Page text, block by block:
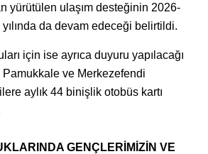
yürütülen ulaşım desteğinin 2026-
da devam edeceği belirtildi.
için ise ayrıca duyuru yapılacağı
ve Merkezefendi
aylık 44 binişlik otobüs kartı
GENÇLERİMİZİN VE